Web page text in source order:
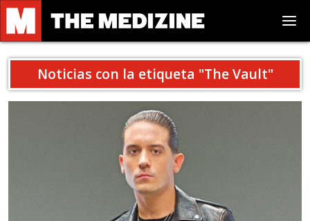
Noticias con la etiqueta "The Vault"